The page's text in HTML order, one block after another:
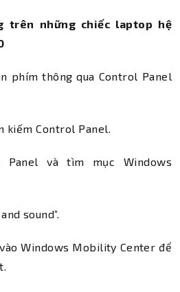
trên những chiếc laptop hệ
phím thông qua Control Panel
kiếm Control Panel.
Panel và tìm mục Windows
sound”.
Windows Mobility Center để